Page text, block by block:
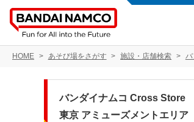
HOME あそび場をさがす 施設・店舗検索
バンダイナムコ Cross Store
東京 アミューズメントエリア